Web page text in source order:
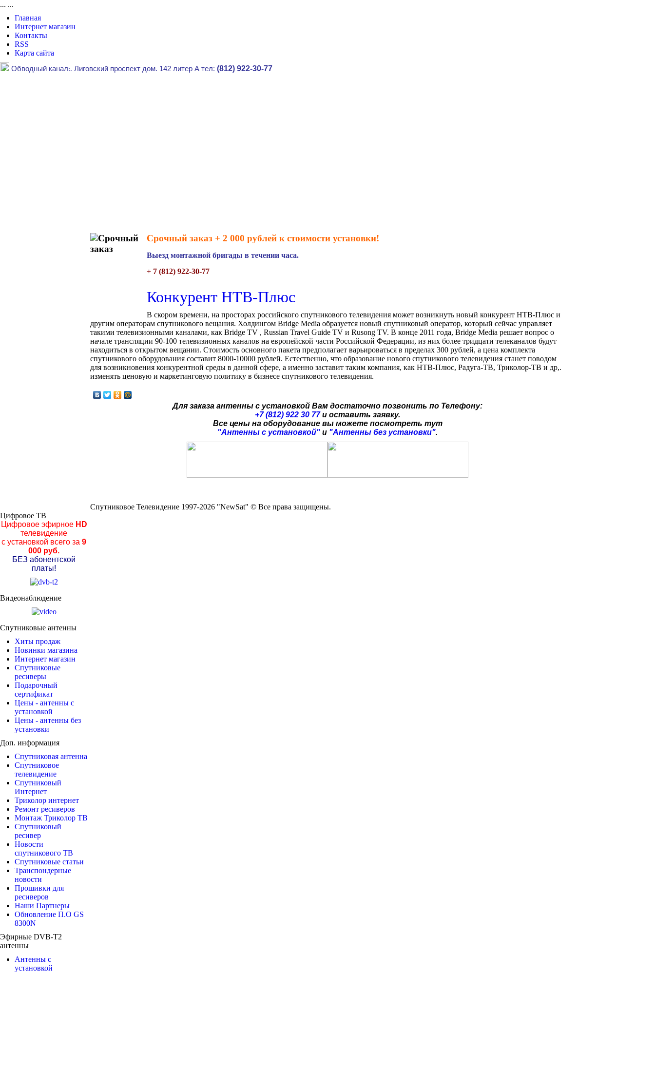
... ...
Главная
Интернет магазин
Контакты
RSS
Карта сайта
Обводный канал:. Лиговский проспект дом. 142 литер А тел: (812) 922-30-77
Срочный заказ + 2 000 рублей к стоимости установки!
Выезд монтажной бригады в течении часа.
+ 7 (812) 922-30-77
Конкурент НТВ-Плюс
В скором времени, на просторах российского спутникового телевидения может возникнуть новый конкурент НТВ-Плюс и
другим операторам спутникового вещания. Холдингом Bridge Media образуется новый спутниковый оператор, который сейчас управляет
такими телевизионными каналами, как Вridge TV , Russian Travel Guide TV и Rusong TV. В конце 2011 года, Bridge Media решает вопрос о
начале трансляции 90-100 телевизионных каналов на европейской части Российской Федерации, из них более тридцати телеканалов будут
находиться в открытом вещании. Стоимость основного пакета предполагает варьироваться в пределах 300 рублей, а цена комплекта
спутникового оборудования составит 8000-10000 рублей. Естественно, что образование нового спутникового телевидения станет поводом
для возникновения конкурентной среды в данной сфере, а именно заставит таким компания, как НТВ-Плюс, Радуга-ТВ, Триколор-ТВ и др,.
изменять ценовую и маркетинговую политику в бизнесе спутникового телевидения.
Для заказа антенны с установкой Вам достаточно позвонить по Телефону:
+7 (812) 922 30 77 и оставить заявку.
Все цены на оборудование вы можете посмотреть тут
"Антенны с установкой" и "Антенны без установки".
Спутниковое Телевидение 1997-2026 "NewSat" © Все права защищены.
Цифровое ТВ
Цифровое эфирноеHD
телевидение
с установкой всего за 9
000 руб.
БЕЗ абонентской
платы!
Видеонаблюдение
Спутниковые антенны
Хиты продаж
Новинки магазина
Интернет магазин
Спутниковые
ресиверы
Подарочный
сертификат
Цены - антенны с
установкой
Цены - антенны без
установки
Доп. информация
Спутниковая антенна
Спутниковое
телевидение
Спутниковый
Интернет
Триколор интернет
Ремонт ресиверов
Монтаж Триколор ТВ
Спутниковый
ресивер
Новости
спутникового ТВ
Спутниковые статьи
Транспондерные
новости
Прошивки для
ресиверов
Наши Партнеры
Обновление П.О GS
8300N
Эфирные DVB-T2
антенны
Антенны с
установкой